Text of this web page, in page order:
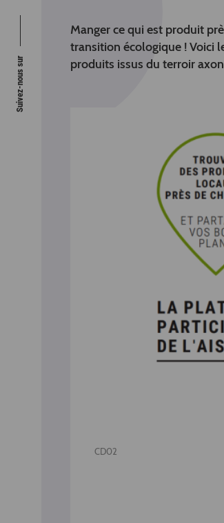
Manger ce qui est produit
transition écologique ! Voici
produits issus du terroir
CD02